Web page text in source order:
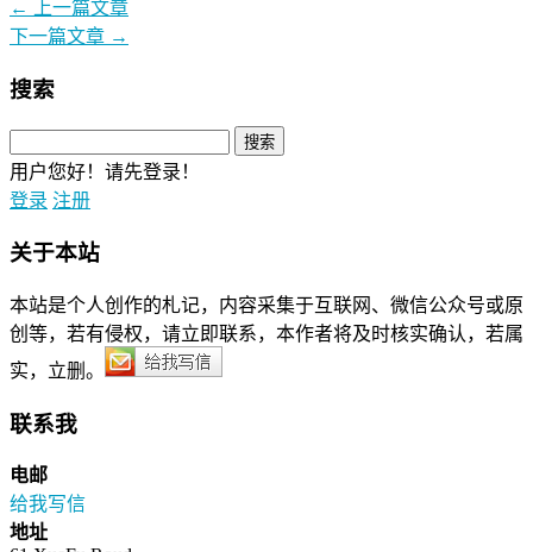
←
上一篇文章
下一篇文章 →
搜索
用户您好！请先登录！
登录 注册
关于本站
本站是个人创作的札记，内容采集于互联网、微信公众号或原
创等，若有侵权，请立即联系，本作者将及时核实确认，若属
实，立删。
联系我
电邮
给我写信
地址